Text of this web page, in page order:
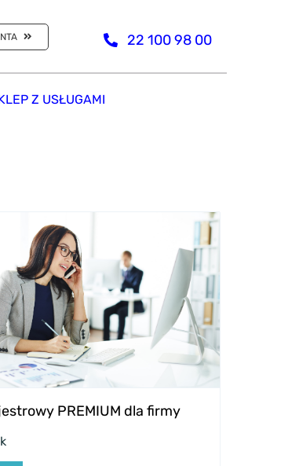
22 100 98 00
Z USŁUGAMI
PREMIUM dla firmy